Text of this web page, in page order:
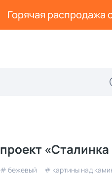
Горячая распродажа
проект
# бежевый # картины над